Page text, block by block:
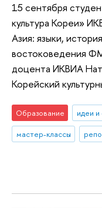
15 сентября
культура Кореи»
Азия: языки,
востоковедения
доцента ИКВИА
Корейский
Образование идеи
мастер-классы